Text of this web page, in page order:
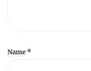
Name *